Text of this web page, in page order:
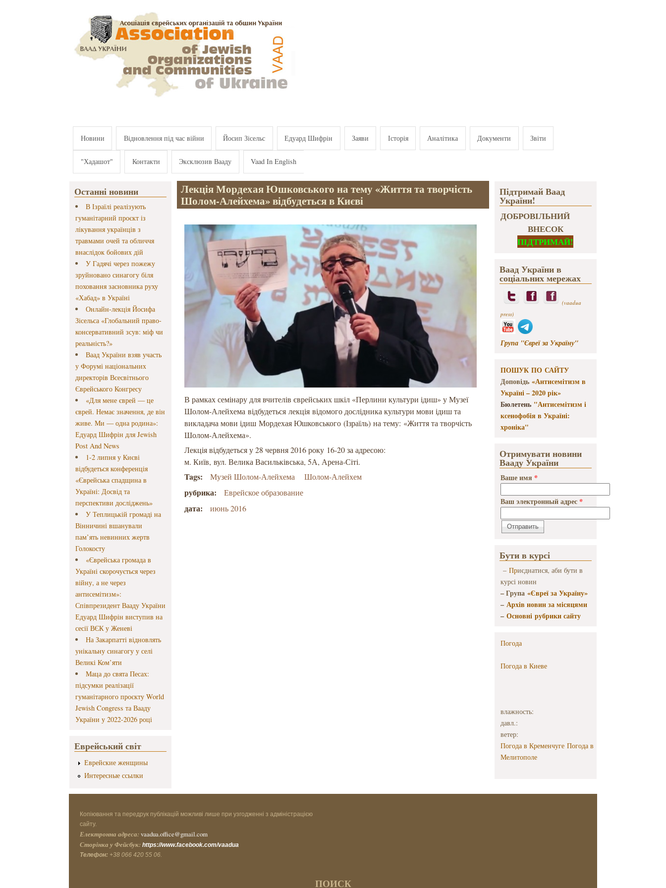
Новини Відновлення під час війни Йосип Зісельс Едуард Шифрін Заяви Історія Аналітика Документи Звіти
"Хадашот" Контакти Эксклюзив Вааду Vaad In English
Останні новини
В Ізраїлі реалізують
гуманітарний проєкт із
лікування українців з
травмами очей та обличчя
внаслідок бойових дій
У Гадячі через пожежу
зруйновано синагогу біля
поховання засновника руху
«Хабад» в Україні
Онлайн-лекція Йосифа
Зісельса «Глобальний право-
консервативний зсув: міф чи
реальність?»
Ваад України взяв участь
у Форумі національних
директорів Всесвітнього
Єврейського Конгресу
«Для мене єврей — це
єврей. Немає значення, де він
живе. Ми — одна родина»:
Едуард Шифрін для Jewish
Post And News
1-2 липня у Києві
відбудеться конференція
«Єврейська спадщина в
Україні: Досвід та
перспективи досліджень»
У Теплицькій громаді на
Вінничині вшанували
пам’ять невинних жертв
Голокосту
«Єврейська громада в
Україні скорочується через
війну, а не через
антисемітизм»:
Співпрезидент Вааду України
Едуард Шифрін виступив на
сесії ВЄК у Женеві
На Закарпатті відновлять
унікальну синагогу у селі
Великі Ком’яти
Маца до свята Песах:
підсумки реалізації
гуманітарного проєкту World
Jewish Congress та Вааду
України у 2022-2026 році
Еврейський світ
Еврейские женщины
Интересные ссылки
Лекція Мордехая Юшковського на тему «Життя та творчість
Шолом-Алейхема» відбудеться в Києві
В рамках семінару для вчителів єврейських шкіл «Перлини культури ідиш» у Музеї
Шолом-Алейхема відбудеться лекція відомого дослідника культури мови ідиш та
викладача мови ідиш Мордехая Юшковського (Ізраїль) на тему: «Життя та творчість
Шолом-Алейхема».
Лекція відбудеться у 28 червня 2016 року 16-20 за адресою:
м. Київ, вул. Велика Васильківська, 5А, Арена-Сіті.
Tags: Музей Шолом-Алейхема Шолом-Алейхем
рубрика: Еврейское образование
дата: июнь 2016
Підтримай Ваад
України!
ДОБРОВІЛЬНИЙ
ВНЕСОК
ПІДТРИМАЙ!
Ваад України в
соціальних мережах
(vaadua
press)
Група "Євреї за Україну"
ПОШУК ПО САЙТУ
Доповідь «Антисемітизм в
Україні – 2020 рік»
Бюлетень "Антисемітизм і
ксенофобія в Україні:
хроніка"
Отримувати новини
Вааду України
Ваше имя *
Ваш электронный адрес *
Бути в курсі
– Приєднатися, аби бути в
курсі новин
– Група «Євреї за Україну»
–Архів новин за місяцями
–Основні рубрики сайту
Погода
Погода в Киеве
влажность:
давл.:
ветер:
Погода в Кременчуге Погода в
Мелитополе
Копіювання та передрук публікацій можливі лише при узгодженні з адміністрацією
сайту.
Електронна адреса: vaadua.office@gmail.com
Сторінка у Фейсбук: https://www.facebook.com/vaadua
Телефон: +38 066 420 55 06.
ПОИСК